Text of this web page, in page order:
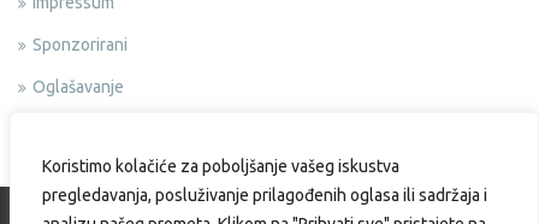
Koristimo kolačiće za poboljšanje vašeg iskustva
pregledavanja, posluživanje prilagođenih oglasa ili sadržaja i
Sponzorirani
Oglašavanje